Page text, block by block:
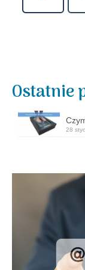
Ostatnie
28